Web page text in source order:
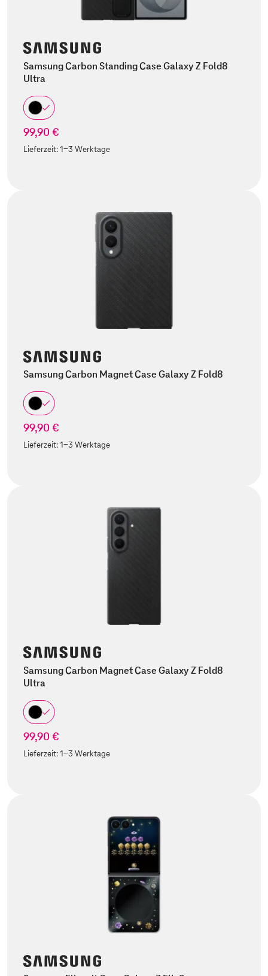
Samsung Carbon Standing Case Galaxy Z Fold8
Ultra
99,90 €
Lieferzeit:1-3 Werktage
Samsung Carbon Magnet Case Galaxy Z Fold8
99,90 €
Lieferzeit:1-3 Werktage
Samsung Carbon Magnet Case Galaxy Z Fold8
Ultra
99,90 €
Lieferzeit:1-3 Werktage